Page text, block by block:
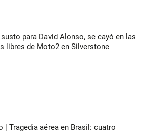
para David Alonso, se cayó en las
libres de Moto2 en Silverstone
| Tragedia aérea en Brasil: cuatro